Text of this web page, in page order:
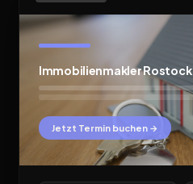
Immobilienmakler Rostock
Jetzt Termin buchen →